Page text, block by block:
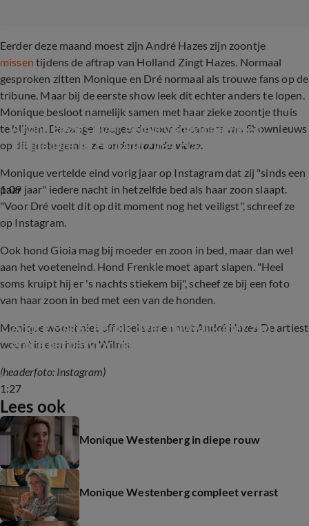
Eerder deze maand moest zijn André Hazes zijn zoontje
missen tijdens de aftrap van Holland Zingt Hazes. Normaal
gesproken zitten Monique en Dré normaal als trouwe fans op de
tribune. Maar bij de eerste show leek dit echter anders te lopen.
Monique besloot namelijk samen met haar zieke zoontje thuis
te blijven. De zanger reageerde voor de camera van Shownieuws
op dit grote gemis, zie onderstaande video.
1:09
André Hazes over gemis van Monique en
kleine Dré bij Holland zingt Hazes concerten
Monique vertelde eind vorig jaar op Instagram dat zij "sinds een
paar jaar" iedere nacht in hetzelfde bed als haar zoon slaapt.
"Voor Dré voelt dit op dit moment nog het veiligst", schreef ze
op Instagram.
Ook hond Gioia mag bij moeder en zoon in bed, maar dan wel
aan het voeteneind. Hond Frenkie moet apart slapen. "Heel
soms kruipt hij er 's nachts stiekem bij", scheef ze bij een foto
van haar zoon in bed met een van de honden.
Monique woont niet officieel samen met André Hazes De artiest
woont in een huis in Wilnis.
1:27
André Hazes eerlijk over huwelijk met zijn
grote liefde Monique
(headerfoto: Instagram)
Lees ook
Monique Westenberg in diepe rouw
Monique Westenberg compleet verrast